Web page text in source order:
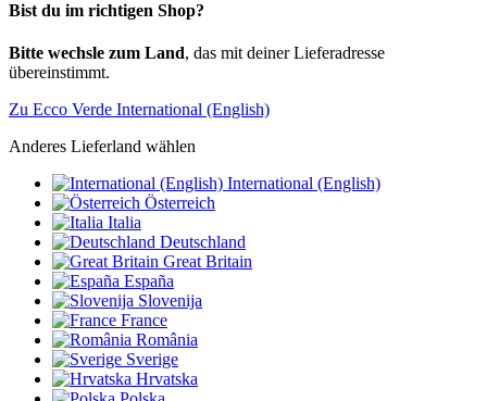
Bist du im richtigen Shop?
Bitte wechsle zum Land, das mit deiner Lieferadresse
übereinstimmt.
Zu Ecco Verde International (English)
Anderes Lieferland wählen
International (English)
Österreich
Italia
Deutschland
Great Britain
España
Slovenija
France
România
Sverige
Hrvatska